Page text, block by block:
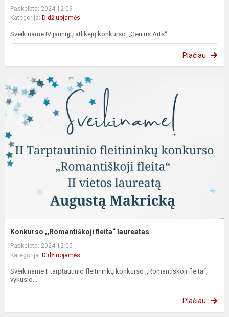
Paskelbta: 2024-12-09
Kategorija: Didžiuojamės
Sveikiname IV jaunųjų atlikėjų konkurso ,,Genius Arts“
Plačiau
Konkurso ,,Romantiškoji fleita“ laureatas
Paskelbta: 2024-12-05
Kategorija: Didžiuojamės
Sveikiname II tarptautinio fleitininkų konkurso ,,Romantiškoji fleita“,
vykusio...
Plačiau